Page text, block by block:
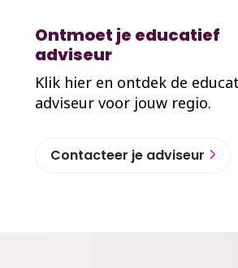
Ontmoet je educatief
adviseur
Klik hier en ontdek de
adviseur voor jouw regio.
Contacteer je adviseur